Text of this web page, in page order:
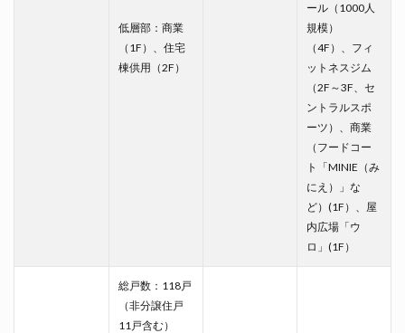
低層部：商業
（1F）、住宅
棟供用（2F）
ール（1000人
規模）
（4F）、フィ
ットネスジム
（2F～3F、セ
ントラルスポ
ーツ）、商業
（フードコー
ト「MINIE（み
にえ）」な
ど）(1F）、屋
内広場「ウ
ロ」(1F）
総戸数：118戸
（非分譲住戸
11戸含む）